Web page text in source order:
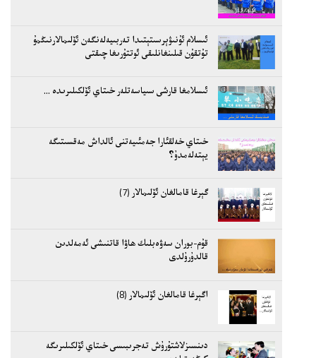
ئىسلام ئۇنىۋېرسىتېتىدا تەربىيەلەنگەن ئۆلىمالارنىڭمۇ
تۇتقۇن قىلىنغانلىقى ئوتتۇرىغا چىقتى
ئىسلامغا قارشى سىياسەتلەر خىتاي ئۆلكىلىرىدە ...
خىتاي خەلقئارا جەمئىيەتنى ئالداش مەقسىتىگە
يېتەلەمدۇ؟
گېرغا قامالغان ئۆلىمالار (7)
قۇم-بوران سەۋەبلىك ھاۋا قاتنىشى ئەمەلدىن
قالدۇرۇلدى
اگېرغا قامالغان ئۆلىمالار (8)
دىنسىزلاشتۇرۇش تەجرىبىسى خىتاي ئۆلكىلىرىگە